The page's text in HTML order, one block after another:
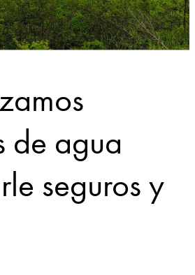
de agua
seguros y